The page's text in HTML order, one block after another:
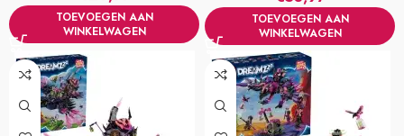
TOEVOEGEN AAN
WINKELWAGEN
TOEVOEGEN AAN
WINKELWAGEN